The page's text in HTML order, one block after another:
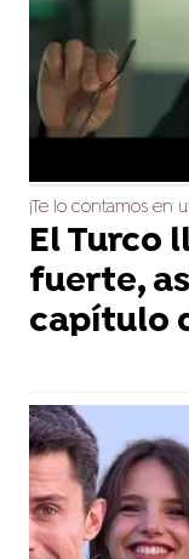
¡Te lo contamos en
El Turco
fuerte,
capítulo